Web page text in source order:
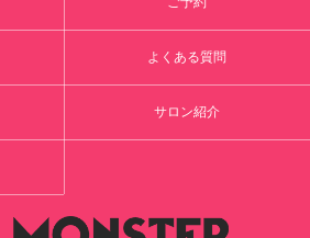
よくある質問
サロン紹介